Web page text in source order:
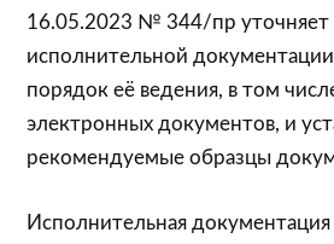
16.05.2023 № 344/пр уточняет
исполнительной
порядок её ведения, в том
электронных документов, и
рекомендуемые образцы
Исполнительная